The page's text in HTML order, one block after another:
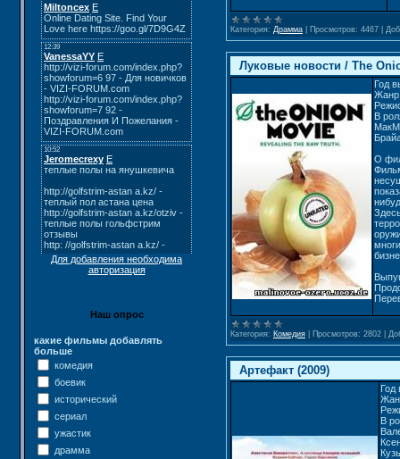
Для добавления необходима
авторизация
Наш опрос
какие фильмы добавлять
больше
комедия
боевик
исторический
сериал
ужастик
драмма
Категория: Драмма Просмотров: 4467
Луковые новости / The
Год
В
О
Категория: Комедия Просмотров: 2802
Артефакт (2009)
Год
В